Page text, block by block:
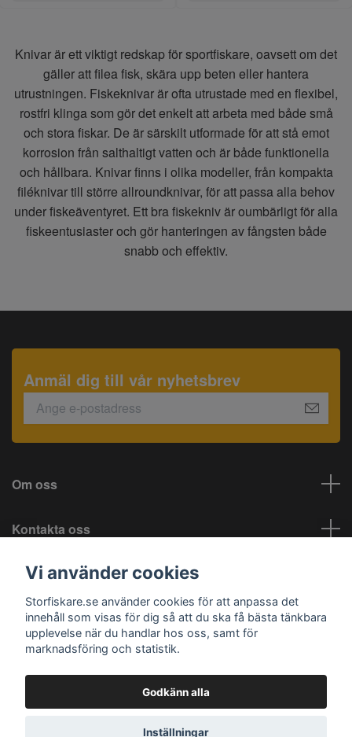
Knivar är ett viktigt redskap för sportfiskare, oavsett om det
gäller att filea fisk, skära upp beten eller hantera
utrustningen. Fiskeknivar är ofta utrustade med en flexibel,
rostfri klinga som gör det enkelt att arbeta med både små
och stora fiskar. De är särskilt utformade för att stå emot
korrosion från salthaltigt vatten och är både funktionella
och hållbara. Knivar finns i olika modeller, från kompakta
filéknivar till större allroundknivar, för att passa alla behov
under fiskeäventyret. Ett bra fiskekniv är oumbärligt för alla
fiskeentusiaster och gör hanteringen av fångsten både
snabb och effektiv.
Anmäl dig till vår nyhetsbrev
Om oss
Kontakta oss
Information
Sociala medier
© 2026 Storfiskare.se
Vi använder cookies
Storfiskare.se använder cookies för att anpassa det
innehåll som visas för dig så att du ska få bästa tänkbara
upplevelse när du handlar hos oss, samt för
marknadsföring och statistik.
Godkänn alla
Inställningar